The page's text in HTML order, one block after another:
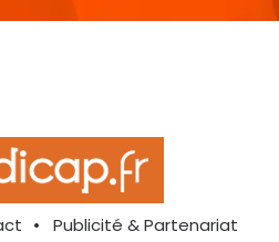
Publicité & Partenariat